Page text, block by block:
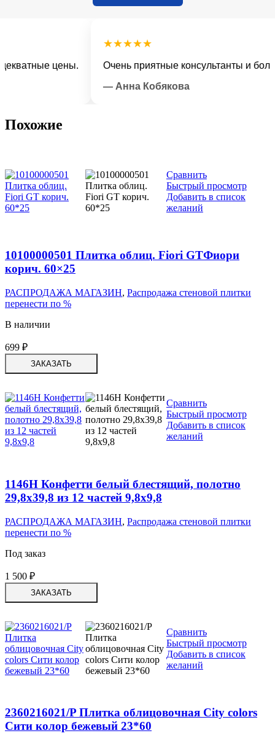
цены.
★★★★★
Очень приятные консультанты и
— Анна Кобякова
Похожие
Сравнить
Быстрый просмотр
Добавить в список
желаний
10100000501 Плитка облиц. Fiori GTФиори
корич. 60×25
РАСПРОДАЖА МАГАЗИН, Распродажа стеновой плитки
перенести по %
В наличии
699 ₽
ЗАКАЗАТЬ
Сравнить
Быстрый просмотр
Добавить в список
желаний
1146H Конфетти белый блестящий, полотно
29,8х39,8 из 12 частей 9,8х9,8
РАСПРОДАЖА МАГАЗИН, Распродажа стеновой плитки
перенести по %
Под заказ
1 500 ₽
ЗАКАЗАТЬ
Сравнить
Быстрый просмотр
Добавить в список
желаний
2360216021/P Плитка облицовочная City colors
Сити колор бежевый 23*60